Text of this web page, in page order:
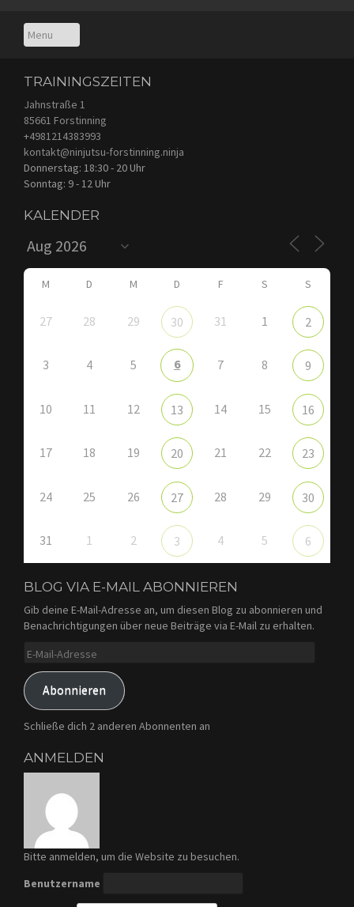
TRAININGSZEITEN
Jahnstraße 1
85661 Forstinning
+4981214383993
kontakt@ninjutsu-forstinning.ninja
Donnerstag: 18:30 - 20 Uhr
Sonntag: 9 - 12 Uhr
KALENDER
M D M D F S S
27 28 29 30 31 1 2
3 4 5 6 7 8 9
10 11 12 13 14 15 16
17 18 19 20 21 22 23
24 25 26 27 28 29 30
31 1 2 3 4 5 6
BLOG VIA E-MAIL ABONNIEREN
Gib deine E-Mail-Adresse an, um diesen Blog zu abonnieren und
Benachrichtigungen über neue Beiträge via E-Mail zu erhalten.
E-
Adresse
Abonnieren
Schließe dich 2 anderen Abonnenten an
ANMELDEN
Bitte anmelden, um die Website zu besuchen.
Benutzername